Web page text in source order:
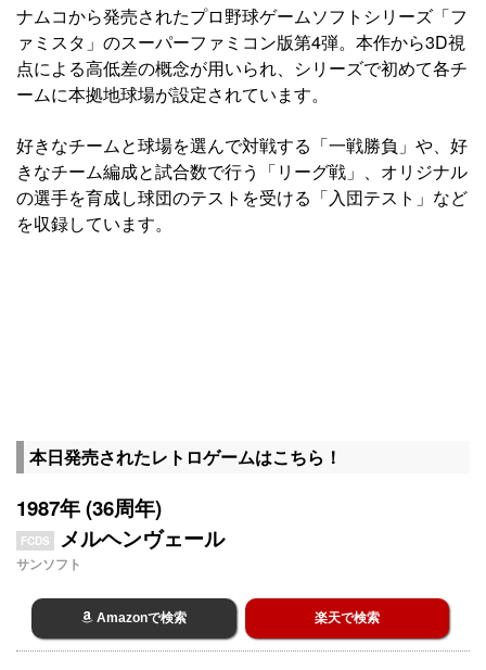
ナムコから発売されたプロ野球ゲームソフトシリーズ「フ
ァミスタ」のスーパーファミコン版第4弾。本作から3D視
点による高低差の概念が用いられ、シリーズで初めて各チ
ームに本拠地球場が設定されています。
好きなチームと球場を選んで対戦する「一戦勝負」や、好
きなチーム編成と試合数で行う「リーグ戦」、オリジナル
の選手を育成し球団のテストを受ける「入団テスト」など
を収録しています。
本日発売されたレトロゲームはこちら！
1987年 (36周年)
FCDS メルヘンヴェール
サンソフト
Amazonで検索 楽天で検索